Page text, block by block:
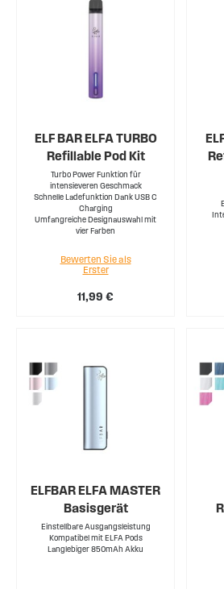
ELF BAR ELFA TURBO
Refillable Pod Kit
Turbo Power Funktion für
intensieveren Geschmack
Schnelle Ladefunktion Dank USB C
Charging
Umfangreiche Designauswahl mit
vier Farben
11,99 €
Bewerten Sie als
Erster
ELFBAR ELFA MASTER
Basisgerät
Einstellbare Ausgangsleistung
Kompatibel mit ELFA Pods
Langlebiger 850mAh Akku